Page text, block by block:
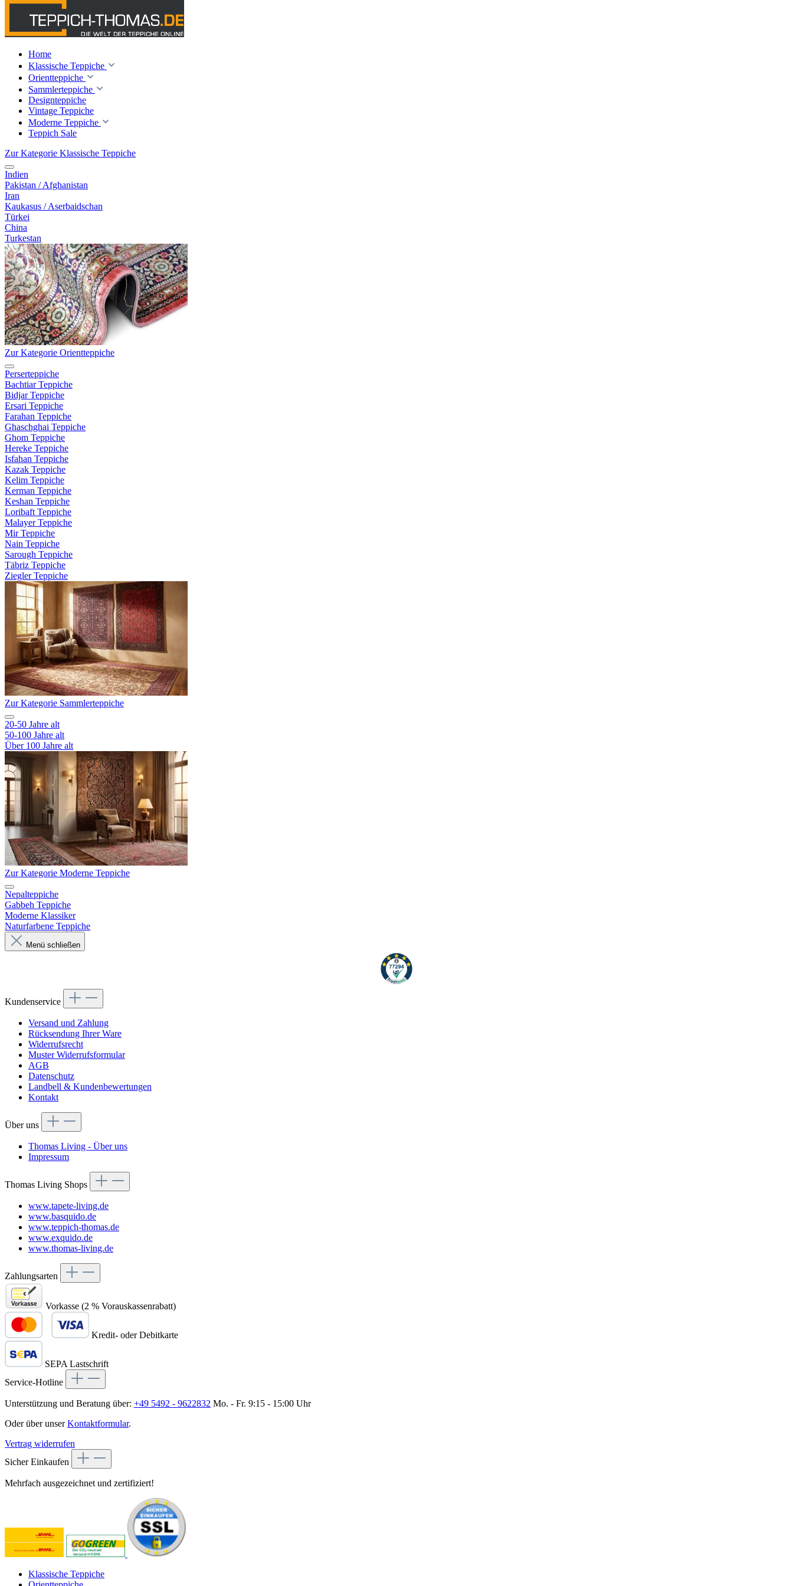
Home
Klassische Teppiche
Orientteppiche
Sammlerteppiche
Designteppiche
Vintage Teppiche
Moderne Teppiche
Teppich Sale
Zur Kategorie Klassische Teppiche
Indien
Pakistan / Afghanistan
Iran
Kaukasus / Aserbaidschan
Türkei
China
Turkestan
Zur Kategorie Orientteppiche
Perserteppiche
Bachtiar Teppiche
Bidjar Teppiche
Ersari Teppiche
Farahan Teppiche
Ghaschghai Teppiche
Ghom Teppiche
Hereke Teppiche
Isfahan Teppiche
Kazak Teppiche
Kelim Teppiche
Kerman Teppiche
Keshan Teppiche
Loribaft Teppiche
Malayer Teppiche
Mir Teppiche
Nain Teppiche
Sarough Teppiche
Täbriz Teppiche
Ziegler Teppiche
Zur Kategorie Sammlerteppiche
20-50 Jahre alt
50-100 Jahre alt
Über 100 Jahre alt
Zur Kategorie Moderne Teppiche
Nepalteppiche
Gabbeh Teppiche
Moderne Klassiker
Naturfarbene Teppiche
Menü schließen
Kundenservice
Versand und Zahlung
Rücksendung Ihrer Ware
Widerrufsrecht
Muster Widerrufsformular
AGB
Datenschutz
Landbell & Kundenbewertungen
Kontakt
Über uns
Thomas Living - Über uns
Impressum
Thomas Living Shops
www.tapete-living.de
www.basquido.de
www.teppich-thomas.de
www.exquido.de
www.thomas-living.de
Zahlungsarten
Vorkasse (2 % Vorauskassenrabatt)
Kredit- oder Debitkarte
SEPA Lastschrift
Service-Hotline
Unterstützung und Beratung über: +49 5492 - 9622832 Mo. - Fr. 9:15 - 15:00 Uhr
Oder über unserKontaktformular.
Vertrag widerrufen
Sicher Einkaufen
Mehrfach ausgezeichnet und zertifiziert!
Klassische Teppiche